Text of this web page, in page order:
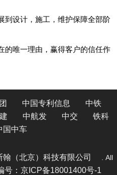
到设计，施工，维护保障全部阶
的唯一理由，赢得客户的信任作
中国专利信息
中铁
中航发 中交
铁科
国中车
翰（北京）科技有限公司
. All
号：京ICP备18001400号-1